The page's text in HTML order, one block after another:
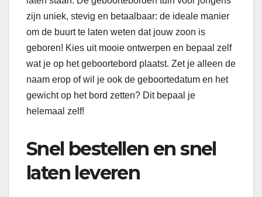
zijn uniek, stevig en betaalbaar: de ideale manier
om de buurt te laten weten dat jouw zoon is
geboren! Kies uit mooie ontwerpen en bepaal zelf
wat je op het geboortebord plaatst. Zet je alleen de
naam erop of wil je ook de geboortedatum en het
gewicht op het bord zetten? Dit bepaal je
helemaal zelf!
Snel bestellen en snel
laten leveren